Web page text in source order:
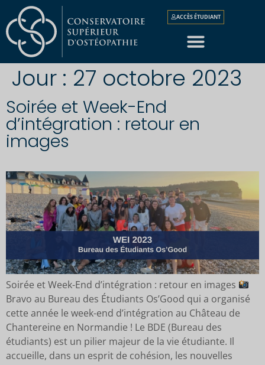
ACCÈS ÉTUDIANT
Jour : 27 octobre 2023
Soirée et Week-End
d’intégration : retour en
images
Soirée et Week-End d’intégration : retour en images
Bravo au Bureau des Étudiants Os’Good qui a organisé
cette année le week-end d’intégration au Château de
Chantereine en Normandie ! Le BDE (Bureau des
étudiants) est un pilier majeur de la vie étudiante. Il
accueille, dans un esprit de cohésion, les nouvelles